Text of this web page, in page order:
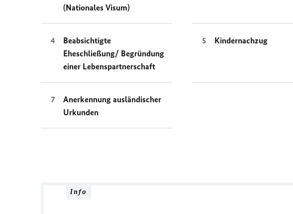
(Nationales Visum)
Beabsichtigte
Eheschließung/ Begründung
einer Lebenspartnerschaft
Kindernachzug
Anerkennung ausländischer
Urkunden
Info